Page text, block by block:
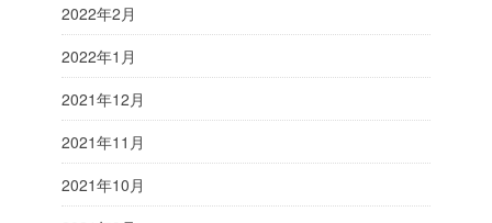
2022年2月
2022年1月
2021年12月
2021年11月
2021年10月